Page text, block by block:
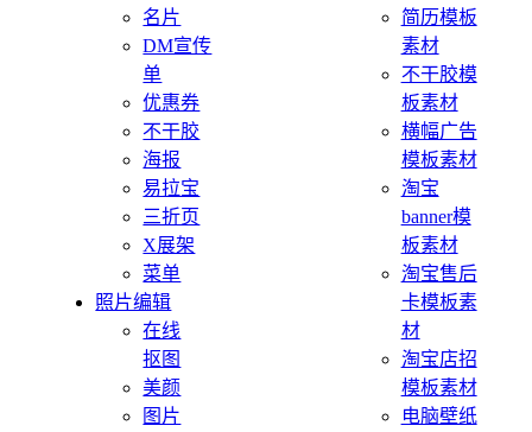
名片
DM宣传
单
优惠券
不干胶
海报
易拉宝
三折页
X展架
菜单
照片编辑
在线
抠图
美颜
图片
简历模板
素材
不干胶模
板素材
横幅广告
模板素材
淘宝
banner模
板素材
淘宝售后
卡模板素
材
淘宝店招
模板素材
电脑壁纸